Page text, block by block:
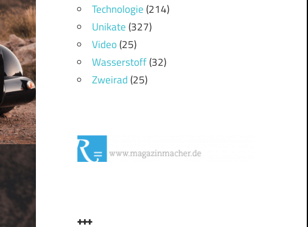
Technologie(214)
Unikate(327)
Video(25)
Wasserstoff(32)
Zweirad(25)
+++